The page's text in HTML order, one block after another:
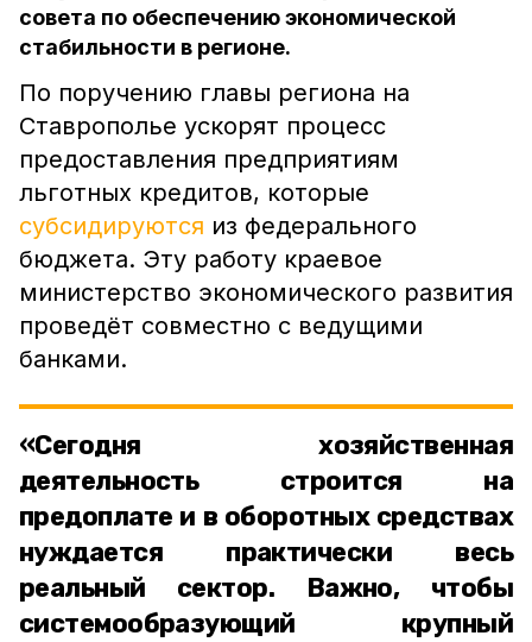
совета по обеспечению экономической
стабильности в регионе.
По поручению главы региона на
Ставрополье ускорят процесс
предоставления предприятиям
льготных кредитов, которые
субсидируются из федерального
бюджета. Эту работу краевое
министерство экономического развития
проведёт совместно с ведущими
банками.
«Сегодня хозяйственная
деятельность строится на
предоплате и в оборотных средствах
нуждается практически весь
реальный сектор. Важно, чтобы
системообразующий крупный